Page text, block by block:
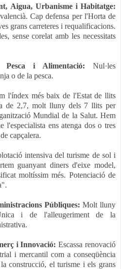
Aigua, Urbanisme i Habitatge:
Cap defensa per l'Horta de
grans carreteres i requalificacions.
sense corelat amb les necessitats
Pesca i Alimentació: Nul·les
o de la pesca.
l'índex més baix de l'Estat de llits
de 2,7, molt lluny dels 7 llits per
Mundial de la Salut. Hem
l'especialista ens atenga dos o tres
capçalera.
intensiva del turisme de sol i
guanyant diners d'eixe model,
moltíssim més. Potenciació de
Públiques: Molt lluny
i de l'alleugeriment de la
i Innovació: Escassa renovació
i mercantil com a conseqüència
construcció, el turisme i els grans